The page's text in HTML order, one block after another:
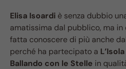
Elisa Isoardi è senza dubbio
amatissima dal pubblico, ma
fatta conoscere di più anche
perché ha partecipato a
Ballando con le Stelle in